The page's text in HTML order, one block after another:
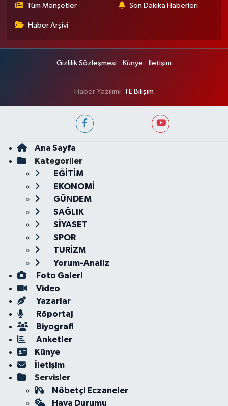
Tüm Manşetler Son Dakika Haberleri
Haber Arşivi
Gizlilik Sözleşmesi Künye İletişim
Haber Yazılımı: TE Bilişim
Ana Sayfa
Kategoriler
EĞİTİM
EKONOMİ
GÜNDEM
SAĞLIK
SİYASET
SPOR
TURİZM
Yorum-Analiz
Foto Galeri
Video
Yazarlar
Röportaj
Biyografi
Anketler
Künye
İletişim
Servisler
Nöbetçi Eczaneler
Hava Durumu